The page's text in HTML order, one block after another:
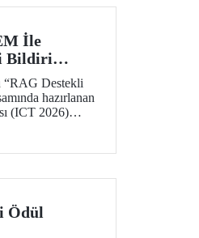
İle
Bildiri
“RAG Destekli
hazırlanan
(ICT 2026)
Ödül